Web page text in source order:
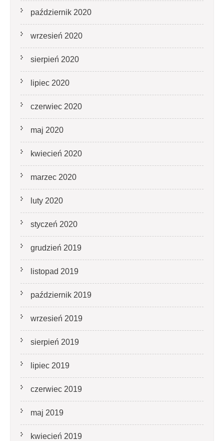
październik 2020
wrzesień 2020
sierpień 2020
lipiec 2020
czerwiec 2020
maj 2020
kwiecień 2020
marzec 2020
luty 2020
styczeń 2020
grudzień 2019
listopad 2019
październik 2019
wrzesień 2019
sierpień 2019
lipiec 2019
czerwiec 2019
maj 2019
kwiecień 2019